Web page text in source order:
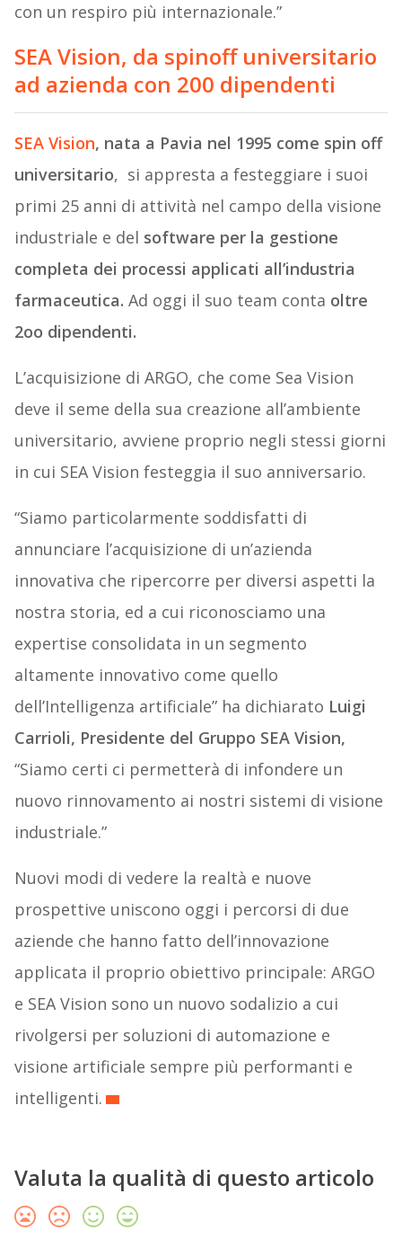
con un respiro più internazionale.”
SEA Vision, da spinoff universitario
ad azienda con 200 dipendenti
SEA Vision, nata a Pavia nel 1995 come spin off
universitario, si appresta a festeggiare i suoi
primi 25 anni di attività nel campo della visione
industriale e del software per la gestione
completa dei processi applicati all’industria
farmaceutica. Ad oggi il suo team conta oltre
2oo dipendenti.
L’acquisizione di ARGO, che come Sea Vision
deve il seme della sua creazione all’ambiente
universitario, avviene proprio negli stessi giorni
in cui SEA Vision festeggia il suo anniversario.
“Siamo particolarmente soddisfatti di
annunciare l’acquisizione di un’azienda
innovativa che ripercorre per diversi aspetti la
nostra storia, ed a cui riconosciamo una
expertise consolidata in un segmento
altamente innovativo come quello
dell’Intelligenza artificiale” ha dichiarato Luigi
Carrioli, Presidente del Gruppo SEA Vision,
“Siamo certi ci permetterà di infondere un
nuovo rinnovamento ai nostri sistemi di visione
industriale.”
Nuovi modi di vedere la realtà e nuove
prospettive uniscono oggi i percorsi di due
aziende che hanno fatto dell’innovazione
applicata il proprio obiettivo principale: ARGO
e SEA Vision sono un nuovo sodalizio a cui
rivolgersi per soluzioni di automazione e
visione artificiale sempre più performanti e
intelligenti.
Valuta la qualità di questo articolo